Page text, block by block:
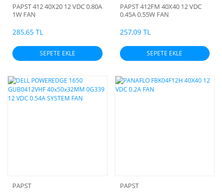
PAPST 412 40X20 12 VDC 0.80A
1W FAN
285,65 TL
SEPETE EKLE
PAPST 412FM 40X40 12 VDC
0.45A 0.55W FAN
257,09 TL
SEPETE EKLE
PAPST
PAPST